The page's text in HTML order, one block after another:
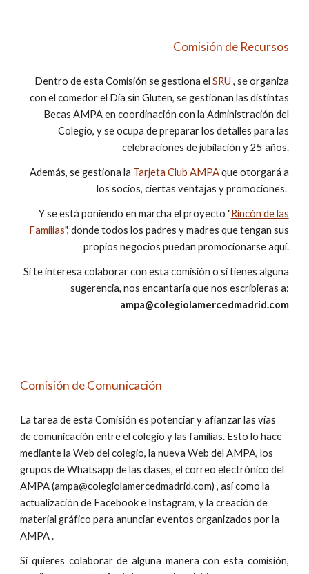
Comisión de Recursos
Dentro de esta Comisión se gestiona el SRU , se organiza
con el comedor el Día sin Gluten, se gestionan las distintas
Becas AMPA en coordinación con la Administración del
Colegio, y se ocupa de preparar los detalles para las
celebraciones de jubilación y 25 años.
Además, se gestiona la Tarjeta Club AMPAque otorgará a
los socios, ciertas ventajas y promociones.
Y se está poniendo en marcha el proyecto "Rincón de las
Familias", donde todos los padres y madres que tengan sus
propios negocios puedan promocionarse aquí.
Si te interesa colaborar con esta comisión o si tienes alguna
sugerencia, nos encantaría que nos escribieras a:
ampa@colegiolamercedmadrid.com
Comisión de Comunicación
La tarea de esta Comisión es potenciar y afianzar las vías
de comunicación entre el colegio y las familias. Esto lo hace
mediante la Web del colegio, la nueva Web del AMPA, los
grupos de Whatsapp de las clases, el correo electrónico del
AMPA (ampa@colegiolamercedmadrid.com) , así como la
actualización de Facebook e Instagram, y la creación de
material gráficopara anunciar eventos organizados por la
AMPA.
Si quieres colaborarde alguna manera con esta comisión,